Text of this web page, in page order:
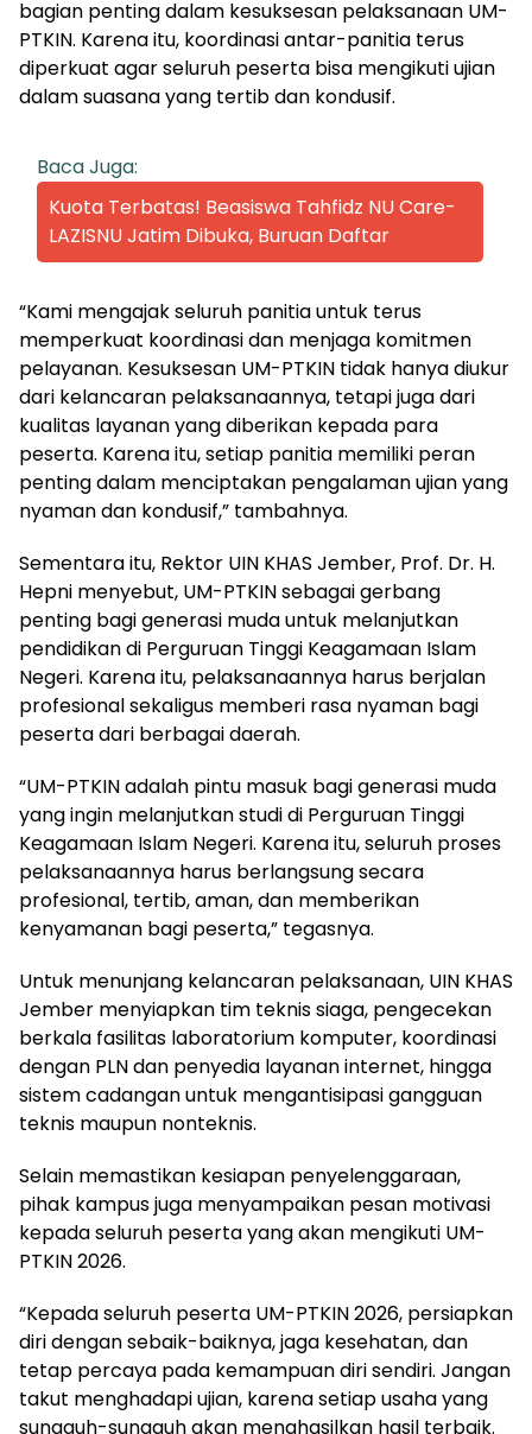
bagian penting dalam kesuksesan pelaksanaan UM-
PTKIN. Karena itu, koordinasi antar-panitia terus
diperkuat agar seluruh peserta bisa mengikuti ujian
dalam suasana yang tertib dan kondusif.
Baca Juga:
Kuota Terbatas! Beasiswa Tahfidz NU Care-
LAZISNU Jatim Dibuka, Buruan Daftar
“Kami mengajak seluruh panitia untuk terus
memperkuat koordinasi dan menjaga komitmen
pelayanan. Kesuksesan UM-PTKIN tidak hanya diukur
dari kelancaran pelaksanaannya, tetapi juga dari
kualitas layanan yang diberikan kepada para
peserta. Karena itu, setiap panitia memiliki peran
penting dalam menciptakan pengalaman ujian yang
nyaman dan kondusif,” tambahnya.
Sementara itu, Rektor UIN KHAS Jember, Prof. Dr. H.
Hepni menyebut, UM-PTKIN sebagai gerbang
penting bagi generasi muda untuk melanjutkan
pendidikan di Perguruan Tinggi Keagamaan Islam
Negeri. Karena itu, pelaksanaannya harus berjalan
profesional sekaligus memberi rasa nyaman bagi
peserta dari berbagai daerah.
“UM-PTKIN adalah pintu masuk bagi generasi muda
yang ingin melanjutkan studi di Perguruan Tinggi
Keagamaan Islam Negeri. Karena itu, seluruh proses
pelaksanaannya harus berlangsung secara
profesional, tertib, aman, dan memberikan
kenyamanan bagi peserta,” tegasnya.
Untuk menunjang kelancaran pelaksanaan, UIN KHAS
Jember menyiapkan tim teknis siaga, pengecekan
berkala fasilitas laboratorium komputer, koordinasi
dengan PLN dan penyedia layanan internet, hingga
sistem cadangan untuk mengantisipasi gangguan
teknis maupun nonteknis.
Selain memastikan kesiapan penyelenggaraan,
pihak kampus juga menyampaikan pesan motivasi
kepada seluruh peserta yang akan mengikuti UM-
PTKIN 2026.
“Kepada seluruh peserta UM-PTKIN 2026, persiapkan
diri dengan sebaik-baiknya, jaga kesehatan, dan
tetap percaya pada kemampuan diri sendiri. Jangan
takut menghadapi ujian, karena setiap usaha yang
sungguh-sungguh akan menghasilkan hasil terbaik.